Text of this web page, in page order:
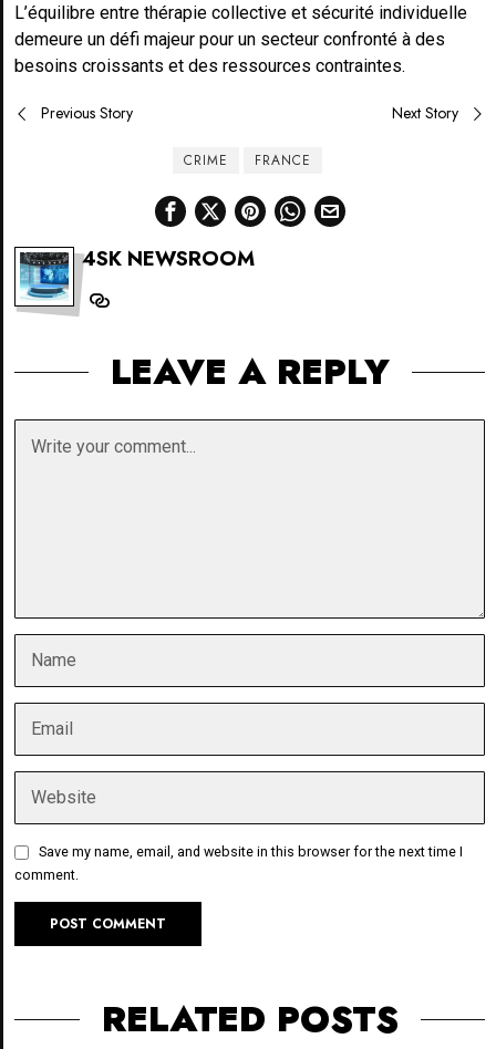
L’équilibre entre thérapie collective et sécurité individuelle
demeure un défi majeur pour un secteur confronté à des
besoins croissants et des ressources contraintes.
Post
navigation
Previous Story Next Story
CRIME FRANCE
4SK NEWSROOM
LEAVE A REPLY
Save my name, email, and website in this browser for the next time I
comment.
RELATED POSTS